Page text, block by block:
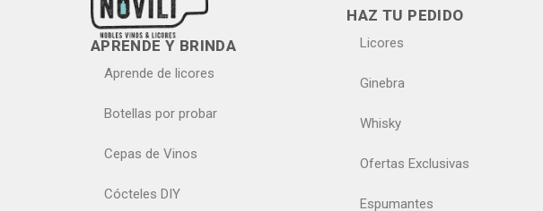
López de Haro
Legado Muñoz
Chateau de Berne
Alto Las Hormigas
Villacreces
Ver más…
APRENDE Y BRINDA
Aprende de licores
Botellas por probar
Cepas de Vinos
Cócteles DIY
HAZ TU PEDIDO
Licores
Ginebra
Whisky
Ofertas Exclusivas
Espumantes